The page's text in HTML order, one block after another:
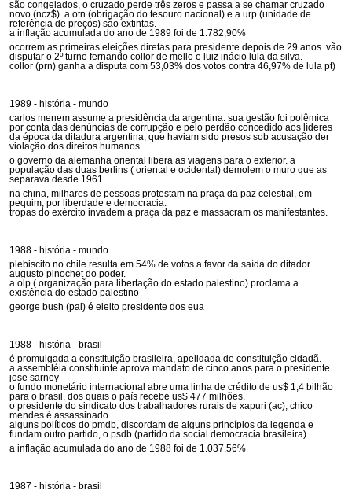
são congelados, o cruzado perde três zeros e passa a se chamar cruzado
novo (ncz$). a otn (obrigação do tesouro nacional) e a urp (unidade de
referência de preços) são extintas.
a inflação acumulada do ano de 1989 foi de 1.782,90%
ocorrem as primeiras eleições diretas para presidente depois de 29 anos. vão
disputar o 2º turno fernando collor de mello e luiz inácio lula da silva.
collor (prn) ganha a disputa com 53,03% dos votos contra 46,97% de lula pt)
1989 - história - mundo
carlos menem assume a presidência da argentina. sua gestão foi polêmica
por conta das denúncias de corrupção e pelo perdão concedido aos líderes
da época da ditadura argentina, que haviam sido presos sob acusação der
violação dos direitos humanos.
o governo da alemanha oriental libera as viagens para o exterior. a
população das duas berlins ( oriental e ocidental) demolem o muro que as
separava desde 1961.
na china, milhares de pessoas protestam na praça da paz celestial, em
pequim, por liberdade e democracia.
tropas do exército invadem a praça da paz e massacram os manifestantes.
1988 - história - mundo
plebiscito no chile resulta em 54% de votos a favor da saída do ditador
augusto pinochet do poder.
a olp ( organização para libertação do estado palestino) proclama a
existência do estado palestino
george bush (pai) é eleito presidente dos eua
1988 - história - brasil
é promulgada a constituição brasileira, apelidada de constituição cidadã.
a assembléia constituinte aprova mandato de cinco anos para o presidente
jose sarney
o fundo monetário internacional abre uma linha de crédito de us$ 1,4 bilhão
para o brasil, dos quais o país recebe us$ 477 milhões.
o presidente do sindicato dos trabalhadores rurais de xapuri (ac), chico
mendes é assassinado.
alguns políticos do pmdb, discordam de alguns princípios da legenda e
fundam outro partido, o psdb (partido da social democracia brasileira)
a inflação acumulada do ano de 1988 foi de 1.037,56%
1987 - história - brasil